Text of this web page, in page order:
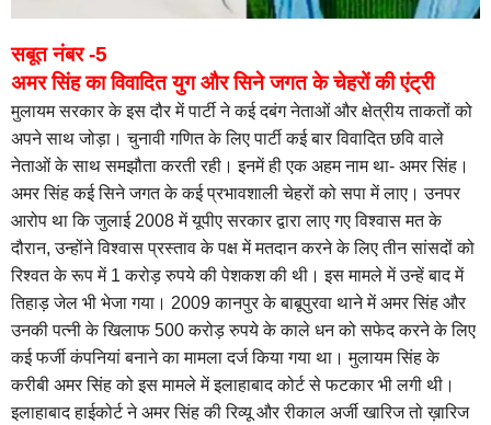
सबूत नंबर -5
अमर सिंह का विवादित युग और सिने जगत के चेहरों की एंट्री
मुलायम सरकार के इस दौर में पार्टी ने कई दबंग नेताओं और क्षेत्रीय ताकतों को
अपने साथ जोड़ा। चुनावी गणित के लिए पार्टी कई बार विवादित छवि वाले
नेताओं के साथ समझौता करती रही। इनमें ही एक अहम नाम था- अमर सिंह।
अमर सिंह कई सिने जगत के कई प्रभावशाली चेहरों को सपा में लाए। उनपर
आरोप था कि जुलाई 2008 में यूपीए सरकार द्वारा लाए गए विश्वास मत के
दौरान, उन्होंने विश्वास प्रस्ताव के पक्ष में मतदान करने के लिए तीन सांसदों को
रिश्वत के रूप में 1 करोड़ रुपये की पेशकश की थी। इस मामले में उन्हें बाद में
तिहाड़ जेल भी भेजा गया। 2009 कानपुर के बाबूपुरवा थाने में अमर सिंह और
उनकी पत्नी के खिलाफ 500 करोड़ रुपये के काले धन को सफेद करने के लिए
कई फर्जी कंपनियां बनाने का मामला दर्ज किया गया था। मुलायम सिंह के
करीबी अमर सिंह को इस मामले में इलाहाबाद कोर्ट से फटकार भी लगी थी।
इलाहाबाद हाईकोर्ट ने अमर सिंह की रिव्यू और रीकाल अर्जी खारिज तो ख़ारिज